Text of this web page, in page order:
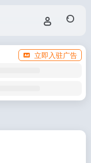
立即入驻广告